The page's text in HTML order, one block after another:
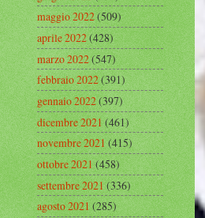
maggio 2022(509)
aprile 2022(428)
marzo 2022(547)
febbraio 2022(391)
gennaio 2022(397)
dicembre 2021(461)
novembre 2021(415)
ottobre 2021(458)
settembre 2021(336)
agosto 2021(285)